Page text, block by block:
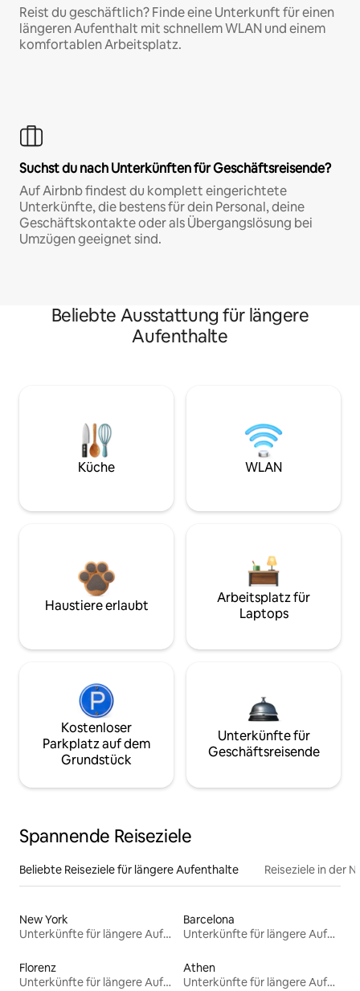
Reist du geschäftlich? Finde eine Unterkunft für einen
längeren Aufenthalt mit schnellem WLAN und einem
komfortablen Arbeitsplatz.
Suchst du nach Unterkünften für Geschäftsreisende?
Auf Airbnb findest du komplett eingerichtete
Unterkünfte, die bestens für dein Personal, deine
Geschäftskontakte oder als Übergangslösung bei
Umzügen geeignet sind.
Beliebte Ausstattung für längere
Aufenthalte
Küche WLAN
Haustiere erlaubt
Arbeitsplatz für
Laptops
Kostenloser
Parkplatz auf dem
Grundstück
Unterkünfte für
Geschäftsreisende
Spannende Reiseziele
Beliebte Reiseziele für längere Aufenthalte Reiseziele in der
New York
Unterkünfte für längere Aufenthalte
Barcelona
Unterkünfte für längere Aufenthalte
Florenz
Unterkünfte für längere Aufenthalte
Athen
Unterkünfte für längere Aufenthalte